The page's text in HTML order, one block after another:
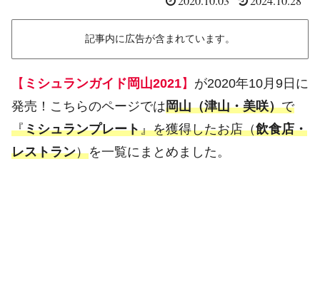
記事内に広告が含まれています。
【 ミシュランガイド岡山2021】 が2020年10月9日に
発売！こちらのページでは岡山（津山・美咲）で
『ミシュランプレート』を獲得したお店（飲食店・
レストラン）を一覧にまとめました。